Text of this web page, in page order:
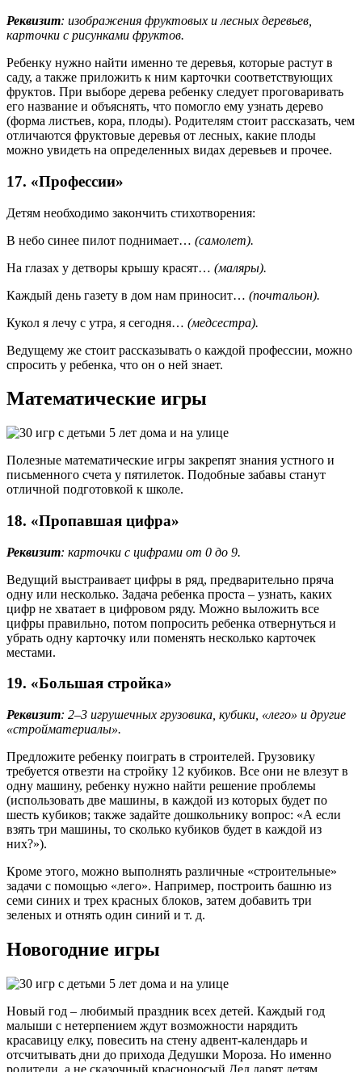
Реквизит: изображения фруктовых и лесных деревьев,
карточки с рисунками фруктов.
Ребенку нужно найти именно те деревья, которые растут в
саду, а также приложить к ним карточки соответствующих
фруктов. При выборе дерева ребенку следует проговаривать
его название и объяснять, что помогло ему узнать дерево
(форма листьев, кора, плоды). Родителям стоит рассказать, чем
отличаются фруктовые деревья от лесных, какие плоды
можно увидеть на определенных видах деревьев и прочее.
17. «Профессии»
Детям необходимо закончить стихотворения:
В небо синее пилот поднимает… (самолет).
На глазах у детворы крышу красят… (маляры).
Каждый день газету в дом нам приносит… (почтальон).
Кукол я лечу с утра, я сегодня… (медсестра).
Ведущему же стоит рассказывать о каждой профессии, можно
спросить у ребенка, что он о ней знает.
Математические игры
Полезные математические игры закрепят знания устного и
письменного счета у пятилеток. Подобные забавы станут
отличной подготовкой к школе.
18. «Пропавшая цифра»
Реквизит: карточки с цифрами от 0 до 9.
Ведущий выстраивает цифры в ряд, предварительно пряча
одну или несколько. Задача ребенка проста – узнать, каких
цифр не хватает в цифровом ряду. Можно выложить все
цифры правильно, потом попросить ребенка отвернуться и
убрать одну карточку или поменять несколько карточек
местами.
19. «Большая стройка»
Реквизит: 2–3 игрушечных грузовика, кубики, «лего» и другие
«стройматериалы».
Предложите ребенку поиграть в строителей. Грузовику
требуется отвезти на стройку 12 кубиков. Все они не влезут в
одну машину, ребенку нужно найти решение проблемы
(использовать две машины, в каждой из которых будет по
шесть кубиков; также задайте дошкольнику вопрос: «А если
взять три машины, то сколько кубиков будет в каждой из
них?»).
Кроме этого, можно выполнять различные «строительные»
задачи с помощью «лего». Например, построить башню из
семи синих и трех красных блоков, затем добавить три
зеленых и отнять один синий и т. д.
Новогодние игры
Новый год – любимый праздник всех детей. Каждый год
малыши с нетерпением ждут возможности нарядить
красавицу елку, повесить на стену адвент-календарь и
отсчитывать дни до прихода Дедушки Мороза. Но именно
родители, а не сказочный красноносый Дед дарят детям